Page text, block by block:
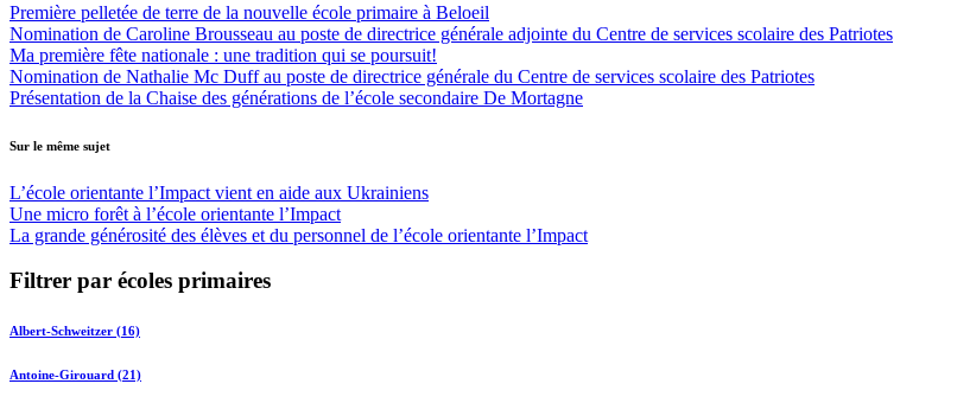
Première pelletée de terre de la nouvelle école primaire à Beloeil
Nomination de Caroline Brousseau au poste de directrice générale adjointe du Centre de services scolaire des Patriotes
Ma première fête nationale : une tradition qui se poursuit!
Nomination de Nathalie Mc Duff au poste de directrice générale du Centre de services scolaire des Patriotes
Présentation de la Chaise des générations de l’école secondaire De Mortagne
Sur le même sujet
L’école orientante l’Impact vient en aide aux Ukrainiens
Une micro forêt à l’école orientante l’Impact
La grande générosité des élèves et du personnel de l’école orientante l’Impact
Filtrer par écoles primaires
Albert-Schweitzer (16)
Antoine-Girouard (21)